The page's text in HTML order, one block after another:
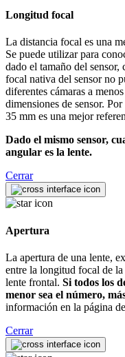
Longitud focal
La distancia focal es una
Se puede utilizar para
dado el tamaño del
focal nativa del sensor no
diferentes cámaras a
dimensiones de sensor.
35 mm es una mejor
Dado el mismo sensor,
angular es la lente.
Cerrar
Apertura
La apertura de una lente,
entre la longitud focal de
lente frontal. Si todos los
menor sea el número,
información en la página de
Cerrar